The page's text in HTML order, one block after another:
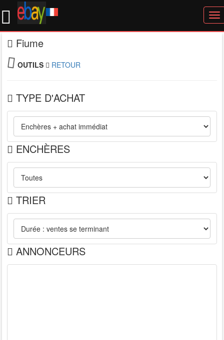
Fiume
OUTILS RETOUR
TYPE D'ACHAT
ENCHÈRES
TRIER
ANNONCEURS